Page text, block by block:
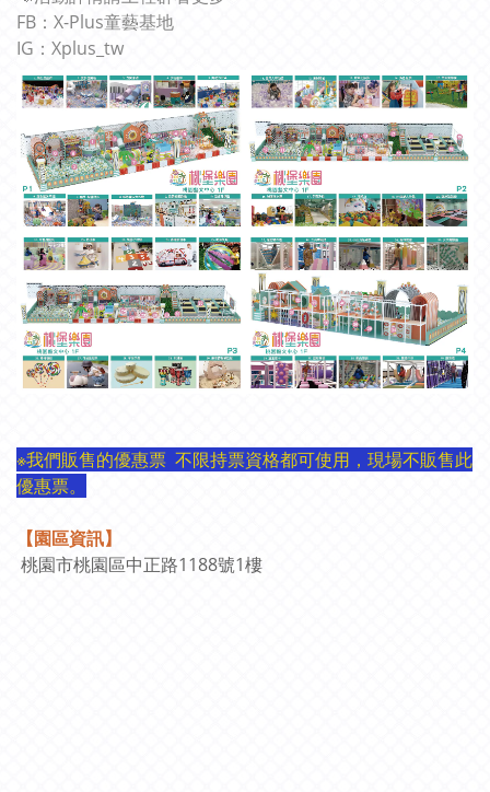
FB：X-Plus童藝基地
IG：Xplus_tw
※我們販售的優惠票 不限持票資格都可使用，現場不販售此
優惠票。
【園區資訊】
桃園市桃園區中正路1188號1樓